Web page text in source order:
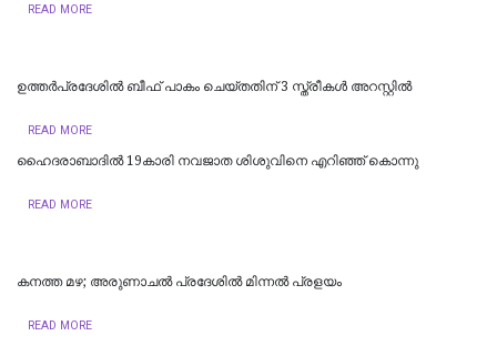
READ MORE
ഉത്തര്‍പ്രദേശില്‍ ബീഫ് പാകം ചെയ്തതിന് 3 സ്ത്രീകള്‍ അറസ്റ്റില്‍
READ MORE
ഹൈദരാബാദില്‍ 19കാരി നവജാത ശിശുവിനെ എറിഞ്ഞ് കൊന്നു
READ MORE
കനത്ത മഴ; അരുണാചൽ പ്രദേശിൽ മിന്നൽ പ്രളയം
READ MORE